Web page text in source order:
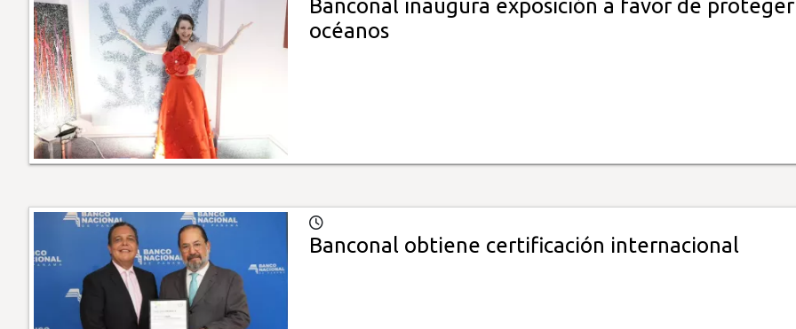
Banconal inaugura exposición a favor de
océanos
Banconal obtiene certificación internacional